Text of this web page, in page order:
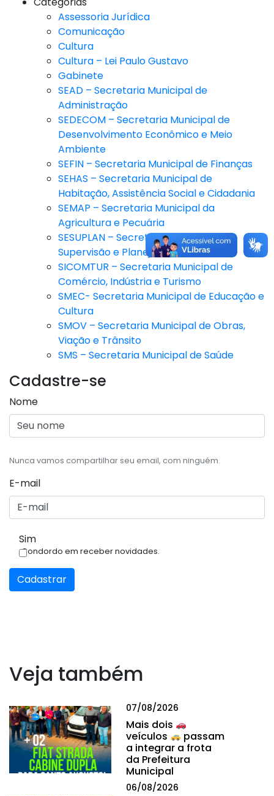
Assessoria Jurídica
Comunicação
Cultura
Cultura – Lei Paulo Gustavo
Gabinete
SEAD – Secretaria Municipal de
Administração
SEDECOM – Secretaria Municipal de
Desenvolvimento Econômico e Meio
Ambiente
SEFIN – Secretaria Municipal de Finanças
SEHAS – Secretaria Municipal de
Habitação, Assistência Social e Cidadania
SEMAP – Secretaria Municipal da
Agricultura e Pecuária
SESUPLAN – Secretaria Municipal de
Supervisão e Planejamento
SICOMTUR – Secretaria Municipal de
Comércio, Indústria e Turismo
SMEC- Secretaria Municipal de Educação e
Cultura
SMOV – Secretaria Municipal de Obras,
Viação e Trânsito
SMS – Secretaria Municipal de Saúde
Cadastre-se
Nome
Nunca vamos compartilhar seu email, com ninguém.
E-mail
Sim
Condordo em receber novidades.
Cadastrar
Veja também
07/08/2026
Mais dois
veículos
passam
a integrar a frota
da Prefeitura
Municipal
06/08/2026